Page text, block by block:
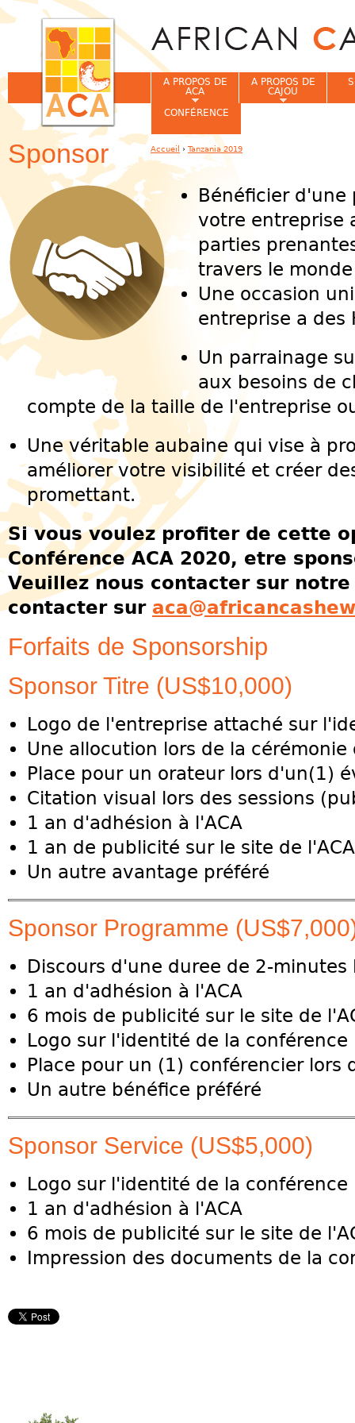
Sponsor
Bénéficier d'une
votre entreprise
parties
travers le
Une occasion
entreprise a des
Un parrainage
aux besoins de
compte de la taille de l'entreprise
Une véritable aubaine qui vise à
améliorer votre visibilité et créer
promettant.
Si vous voulez profiter de cette
Conférence ACA 2020, etre
Veuillez nous contacter sur
contacter sur
Forfaits de Sponsorship
Sponsor Titre (US$10,000)
Logo de l'entreprise attaché sur
Une allocution lors de la
Place pour un orateur lors d'un(1)
Citation visual lors des sessions
1 an d'adhésion à l'ACA
1 an de publicité sur le site de l'ACA
Un autre avantage préféré
Sponsor Programme
Discours d'une duree de 2-minutes
1 an d'adhésion à l'ACA
6 mois de publicité sur le site de
Logo sur l'identité de la conférence
Place pour un (1) conférencier lors
Un autre bénéfice préféré
Sponsor Service (US$5,000)
Logo sur l'identité de la conférence
1 an d'adhésion à l'ACA
6 mois de publicité sur le site de
Impression des documents de la
A PROPOS DE
ACA
A PROPOS DE
CAJOU
CONFÉRENCE
Vous êtes ici
Accueil › Tanzania 2019